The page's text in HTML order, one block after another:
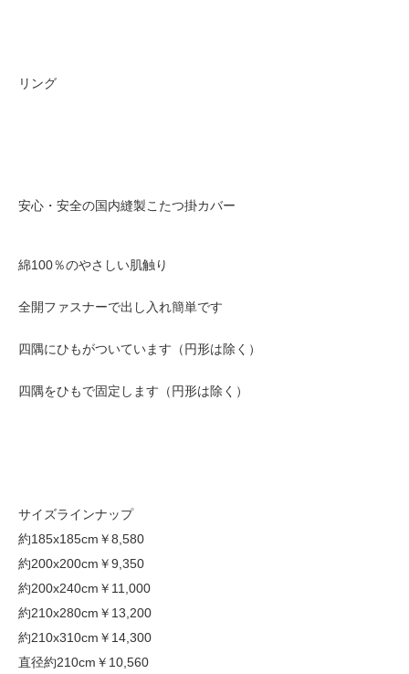
リング
安心・安全の国内縫製こたつ掛カバー
綿100％のやさしい肌触り
全開ファスナーで出し入れ簡単です
四隅にひもがついています（円形は除く）
四隅をひもで固定します（円形は除く）
サイズラインナップ
約185x185cm ￥8,580
約200x200cm ￥9,350
約200x240cm ￥11,000
約210x280cm ￥13,200
約210x310cm ￥14,300
直径約210cm ￥10,560